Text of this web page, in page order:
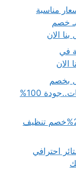
مناسبة
خصم
في
بخصم
33%على أقوى خدمات تنظيف المكيفات..جودة 100%
شركة تنظيف بعد الحريق بالرياض بـ20%خصم تنظيف
احترافي